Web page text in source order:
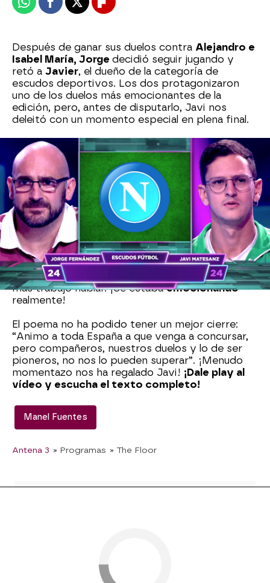
WhatsappFacebook
X Flipboard
Después de ganar sus duelos contra Alejandro e
Isabel María, Jorge decidió seguir jugando y
retó a Javier, el dueño de la categoría de
escudos deportivos. Los dos protagonizaron
uno de los duelos más emocionantes de la
edición, pero, antes de disputarlo, Javi nos
deleitó con un momento especial en plena final.
El concursante ya había comentado en
programas anteriores que era un amante de la
poesíay esa pasión es la que le ha motivado a
escribir unas líneas entre duelo y duelo, para
reflejar lo que ha sentido estas semanas de
concurso.
“Propongo: corramos un tupido velo,
olvidémonos del suelo y centrémonos en el
cielo”, ha comenzado recitando Javi. A medida
que avanzaba el texto, al concursante le costaba
más trabajo hablar. ¡Se estabaemocionando
realmente!
El poema no ha podido tener un mejor cierre:
“Animo a toda España a que venga a concursar,
pero compañeros, nuestros duelos y lo de ser
pioneros, no nos lo pueden superar”. ¡Menudo
momentazo nos ha regalado Javi! ¡Dale play al
vídeo y escucha el texto completo!
Manel Fuentes
Antena 3 » Programas » The Floor